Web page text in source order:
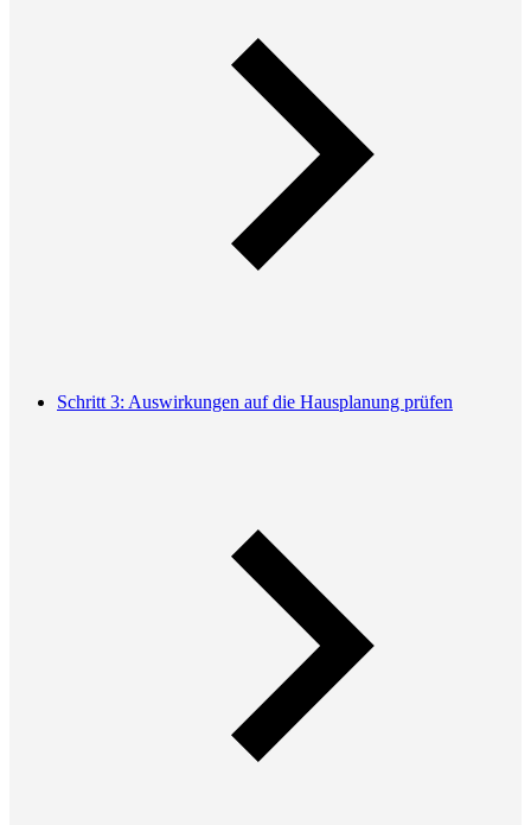
Schritt 3: Auswirkungen auf die Hausplanung prüfen